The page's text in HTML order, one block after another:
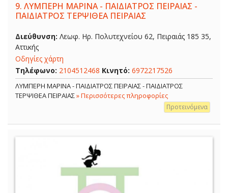
9. ΛΥΜΠΕΡΗ ΜΑΡΙΝΑ - ΠΑΙΔΙΑΤΡΟΣ ΠΕΙΡΑΙΑΣ -
ΠΑΙΔΙΑΤΡΟΣ ΤΕΡΨΙΘΕΑ ΠΕΙΡΑΙΑΣ
Διεύθυνση: Λεωφ. Ηρ. Πολυτεχνείου 62, Πειραιάς 185 35,
Αττικής
Οδηγίες χάρτη
Τηλέφωνο: 2104512468 Κινητό: 6972217526
ΛΥΜΠΕΡΗ ΜΑΡΙΝΑ - ΠΑΙΔΙΑΤΡΟΣ ΠΕΙΡΑΙΑΣ - ΠΑΙΔΙΑΤΡΟΣ
ΤΕΡΨΙΘΕΑ ΠΕΙΡΑΙΑΣ» Περισσότερες πληροφορίες
Προτεινόμενα